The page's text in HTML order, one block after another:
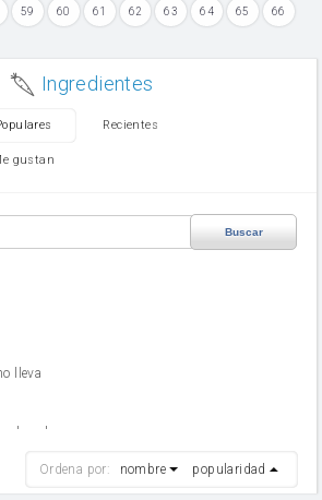
59 60 61 62 63 64 65 66
Ingredientes
Recientes
gustan
Buscar
lleva
levadura
Ordena por: nombre popularidad